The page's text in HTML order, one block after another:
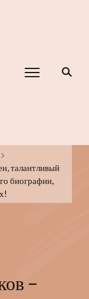
талантливый
биографии,
–